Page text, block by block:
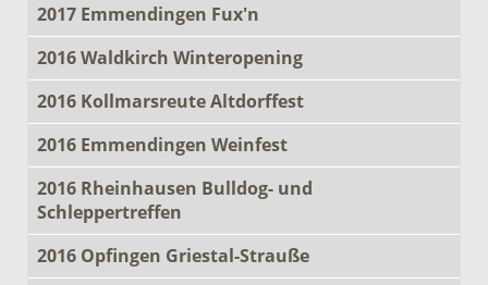
2017 Emmendingen Fux'n
2016 Waldkirch Winteropening
2016 Kollmarsreute Altdorffest
2016 Emmendingen Weinfest
2016 Rheinhausen Bulldog- und
Schleppertreffen
2016 Opfingen Griestal-Strauße